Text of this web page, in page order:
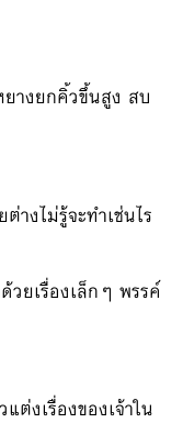
างยกคิ้วขึ้นสูง สบ
งไม่รู้จะทำเช่นไร
ยเรื่องเล็กๆ พรรค์
ต่งเรื่องของเจ้าใน